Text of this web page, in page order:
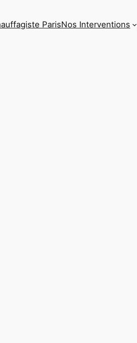
ParisNos Interventions